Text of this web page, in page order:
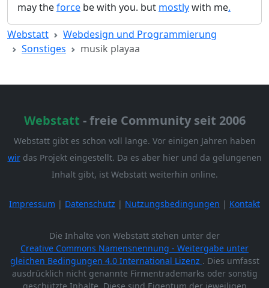
may theforce be with you. but mostlywith me.
Webstatt
Webdesign und Programmierung
Sonstiges
musik playaa
Webstatt - freie Community seit 2006
Webstatt gibt es schon voll lange. Vor einigen Jahren haben
wirdas Projekt eingestellt. Da es aber hier und da gelungenen
Inhalt gibt, ist Webstatt weiterhin online.
Impressum | Datenschutz | Nutzungsbedingungen | Kontakt
Die Inhalte von Webstatt stehen unter der
Creative Commons Namensnennung - Weitergabe unter
gleichen Bedingungen 4.0 International Lizenz . Dies umfasst
ausdrücklich nicht genannte Firmentrademarks oder sonstig